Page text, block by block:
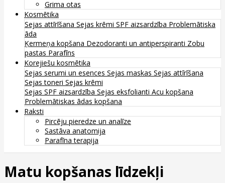
Grima otas
Kosmētika
Sejas attīrīšana Sejas krēmi SPF aizsardzība Problemātiska
āda
Ķermeņa kopšana Dezodoranti un antiperspiranti Zobu
pastas Parafīns
Korejiešu kosmētika
Sejas serumi un esences Sejas maskas Sejas attīrīšana
Sejas toneri Sejas krēmi
Sejas SPF aizsardzība Sejas eksfolianti Acu kopšana
Problemātiskas ādas kopšana
Raksti
Pircēju pieredze un analīze
Sastāva anatomija
Parafīna terapija
Matu kopšanas līdzekļi